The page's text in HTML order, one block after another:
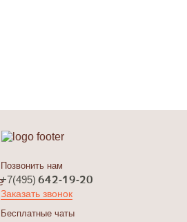
Позвонить нам
+7(495) 642-19-20
Заказать звонок
Бесплатные чаты